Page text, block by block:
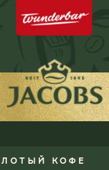
КОФЕ